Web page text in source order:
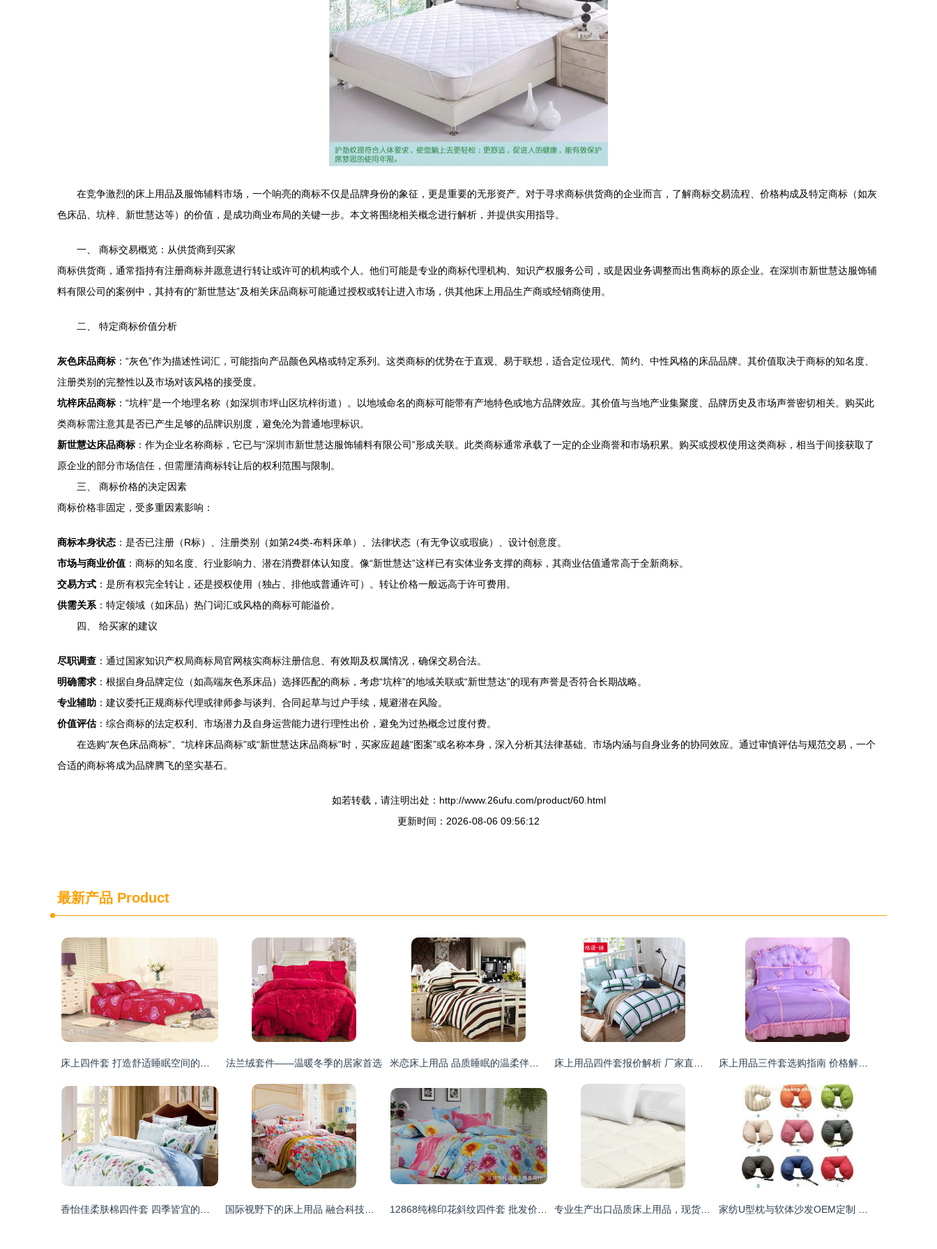
在竞争激烈的床上用品及服饰辅料市场，一个响亮的商标不仅是品牌身份的象征，更是重要的无形资产。对于寻求商标供货商的企业而言，了解商标交易流程、价格构成及特定商标（如灰
色床品、坑梓、新世慧达等）的价值，是成功商业布局的关键一步。本文将围绕相关概念进行解析，并提供实用指导。
一、 商标交易概览：从供货商到买家
商标供货商，通常指持有注册商标并愿意进行转让或许可的机构或个人。他们可能是专业的商标代理机构、知识产权服务公司，或是因业务调整而出售商标的原企业。在深圳市新世慧达服饰辅
料有限公司的案例中，其持有的“新世慧达”及相关床品商标可能通过授权或转让进入市场，供其他床上用品生产商或经销商使用。
二、 特定商标价值分析
灰色床品商标 ：“灰色”作为描述性词汇，可能指向产品颜色风格或特定系列。这类商标的优势在于直观、易于联想，适合定位现代、简约、中性风格的床品品牌。其价值取决于商标的知名度、
注册类别的完整性以及市场对该风格的接受度。
坑梓床品商标 ：“坑梓”是一个地理名称（如深圳市坪山区坑梓街道）。以地域命名的商标可能带有产地特色或地方品牌效应。其价值与当地产业集聚度、品牌历史及市场声誉密切相关。购买此
类商标需注意其是否已产生足够的品牌识别度，避免沦为普通地理标识。
新世慧达床品商标 ：作为企业名称商标，它已与“深圳市新世慧达服饰辅料有限公司”形成关联。此类商标通常承载了一定的企业商誉和市场积累。购买或授权使用这类商标，相当于间接获取了
原企业的部分市场信任，但需厘清商标转让后的权利范围与限制。
三、 商标价格的决定因素
商标价格非固定，受多重因素影响：
商标本身状态 ：是否已注册（R标）、注册类别（如第24类-布料床单）、法律状态（有无争议或瑕疵）、设计创意度。
市场与商业价值 ：商标的知名度、行业影响力、潜在消费群体认知度。像“新世慧达”这样已有实体业务支撑的商标，其商业估值通常高于全新商标。
交易方式 ：是所有权完全转让，还是授权使用（独占、排他或普通许可）。转让价格一般远高于许可费用。
供需关系 ：特定领域（如床品）热门词汇或风格的商标可能溢价。
四、 给买家的建议
尽职调查 ：通过国家知识产权局商标局官网核实商标注册信息、有效期及权属情况，确保交易合法。
明确需求 ：根据自身品牌定位（如高端灰色系床品）选择匹配的商标，考虑“坑梓”的地域关联或“新世慧达”的现有声誉是否符合长期战略。
专业辅助 ：建议委托正规商标代理或律师参与谈判、合同起草与过户手续，规避潜在风险。
价值评估：综合商标的法定权利、市场潜力及自身运营能力进行理性出价，避免为过热概念过度付费。
在选购“灰色床品商标”、“坑梓床品商标”或“新世慧达床品商标”时，买家应超越“图案”或名称本身，深入分析其法律基础、市场内涵与自身业务的协同效应。通过审慎评估与规范交易，一个
合适的商标将成为品牌腾飞的坚实基石。
如若转载，请注明出处：http://www.26ufu.com/product/60.html
更新时间：2026-08-06 09:56:12
最新产品 Product
法兰绒套件——温暖冬季的居家首选